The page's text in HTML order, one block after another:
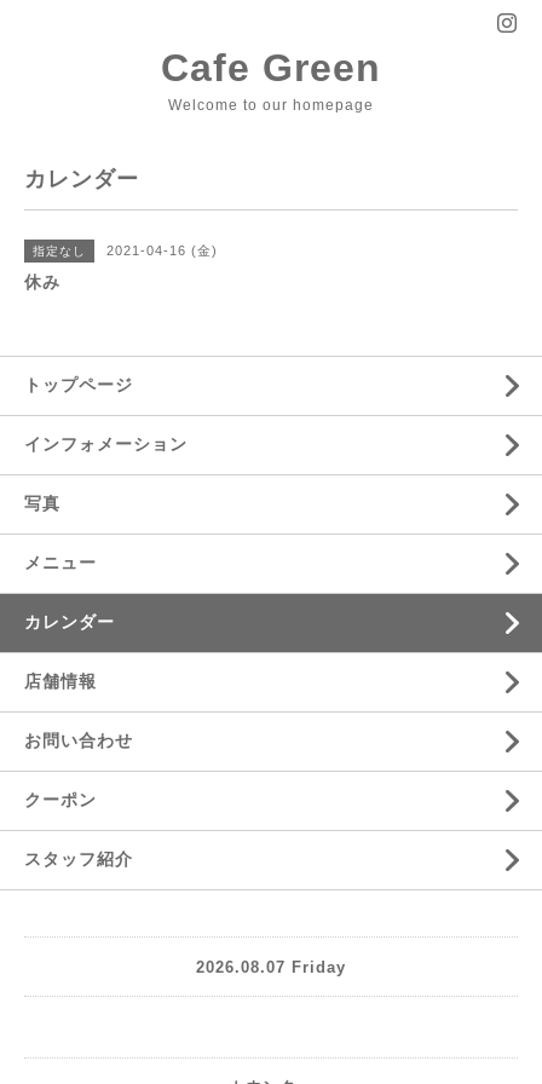
Cafe Green
Welcome to our homepage
カレンダー
指定なし 2021-04-16 (金)
休み
トップページ
インフォメーション
写真
メニュー
カレンダー
店舗情報
お問い合わせ
クーポン
スタッフ紹介
2026.08.07 Friday